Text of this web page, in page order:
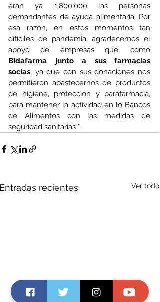
eran ya 1.800.000 las personas
demandantes de ayuda alimentaria. Por
esa razón, en estos momentos tan
difíciles de pandemia, agradecemos el
Bidafarma junto a sus farmacias
socias, ya que con sus donaciones nos
permitieron abastecernos de productos
de higiene, protección y parafarmacia,
para mantener la actividad en lo Bancos
de Alimentos con las medidas de
seguridad sanitarias ".
Entradas recientes Ver todo